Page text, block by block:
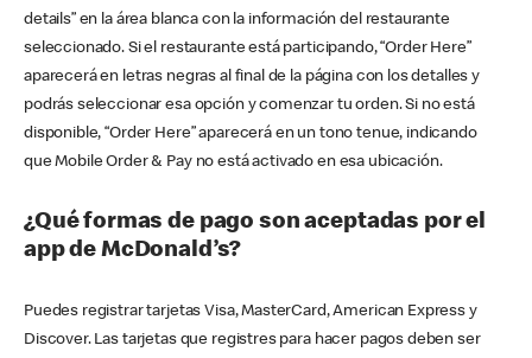
details” en la área blanca con la información del restaurante
seleccionado. Si el restaurante está participando, “Order Here”
aparecerá en letras negras al final de la página con los detalles y
podrás seleccionar esa opción y comenzar tu orden. Si no está
disponible, “Order Here” aparecerá en un tono tenue, indicando
que Mobile Order & Pay no está activado en esa ubicación.
¿Qué formas de pago son aceptadas por el
app de McDonald’s?
Puedes registrar tarjetas Visa, MasterCard, American Express y
Discover. Las tarjetas que registres para hacer pagos deben ser